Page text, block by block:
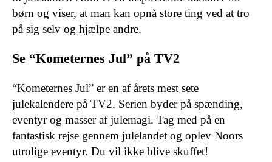
børn og viser, at man kan opnå store ting ved at tro
på sig selv og hjælpe andre.
Se “Kometernes Jul” på TV2
“Kometernes Jul” er en af årets mest sete
julekalendere på TV2. Serien byder på spænding,
eventyr og masser af julemagi. Tag med på en
fantastisk rejse gennem julelandet og oplev Noors
utrolige eventyr. Du vil ikke blive skuffet!